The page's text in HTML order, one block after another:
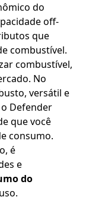
do
off-
que
combustível.
combustível,
No
versátil e
Defender
que você
consumo.
é
e
do